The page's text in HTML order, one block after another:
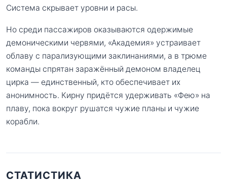
Система скрывает уровни и расы.
Но среди пассажиров оказываются одержимые
демоническими червями, «Академия» устраивает
облаву с парализующими заклинаниями, а в трюме
команды спрятан заражённый демоном владелец
цирка — единственный, кто обеспечивает их
анонимность. Кирну придётся удерживать «Фею» на
плаву, пока вокруг рушатся чужие планы и чужие
корабли.
СТАТИСТИКА